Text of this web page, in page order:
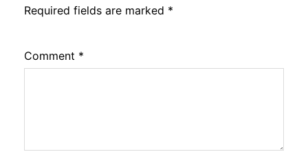
Required fields are marked *
Comment *